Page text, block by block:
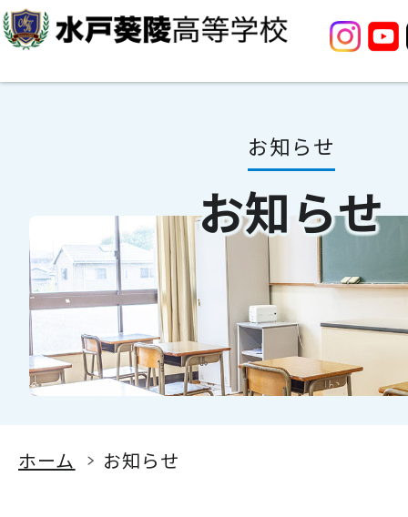
お知らせ
お知らせ
ホーム お知らせ